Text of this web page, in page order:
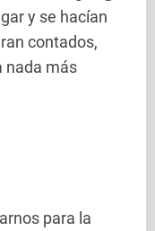
y se hacían
contados,
nada más
para la